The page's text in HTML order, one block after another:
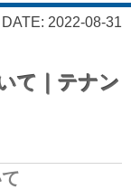
DATE: 2022-08-31
て｜テナン